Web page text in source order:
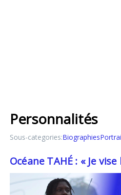
Personnalités
Sous-categories:Biographies
Océane TAHÉ : « Je